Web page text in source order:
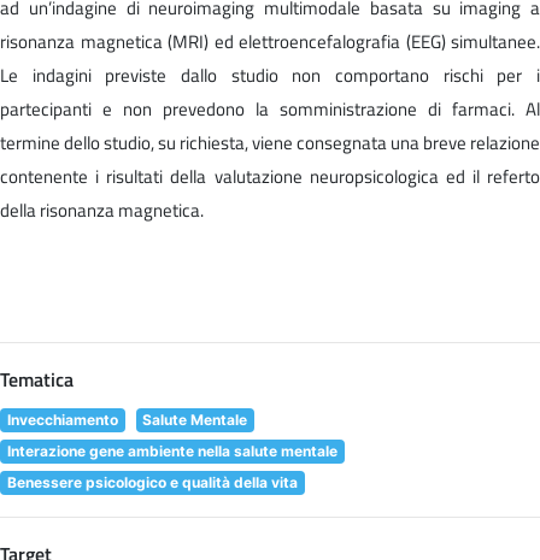
ad un’indagine di neuroimaging multimodale basata su imaging a
risonanza magnetica (MRI) ed elettroencefalografia (EEG) simultanee.
Le indagini previste dallo studio non comportano rischi per i
partecipanti e non prevedono la somministrazione di farmaci. Al
termine dello studio, su richiesta, viene consegnata una breve relazione
contenente i risultati della valutazione neuropsicologica ed il referto
della risonanza magnetica.
Tematica
Invecchiamento
Salute Mentale
Interazione gene ambiente nella salute mentale
Benessere psicologico e qualità della vita
Target